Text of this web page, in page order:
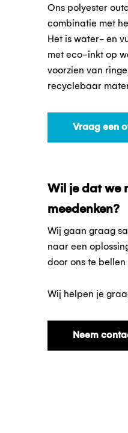
Ons polyester
combinatie met
Het is water- en
met eco-inkt op
voorzien van
recyclebaar
Vraag een
Wil je dat we
meedenken?
Wij gaan graag
naar een
door ons te
Wij helpen je
Neem